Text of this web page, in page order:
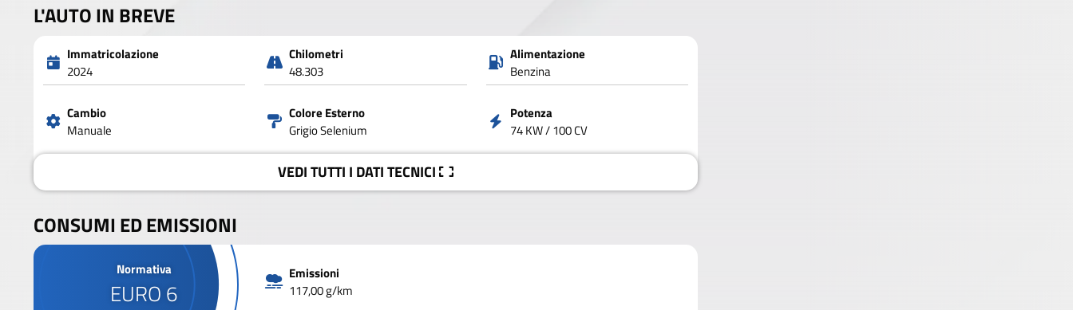
L'AUTO IN BREVE
Immatricolazione
2024
Chilometri
48.303
Alimentazione
Benzina
Cambio
Manuale
Colore Esterno
Grigio Selenium
Potenza
74 KW / 100 CV
VEDITUTTI I DATITECNICI
CONSUMI ED EMISSIONI
Normativa
EURO 6
Emissioni
117,00 g/km